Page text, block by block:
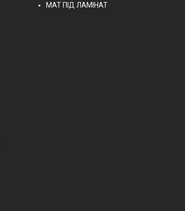
МАТ ПІД ЛАМІНАТ